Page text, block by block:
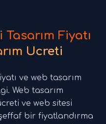
Tasarım Fiyatı
Ücreti
ve web tasarım
Web tasarım
ve web sitesi
bir fiyatlandırma